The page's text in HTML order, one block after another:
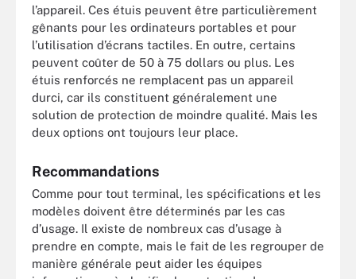
l’appareil. Ces étuis peuvent être particulièrement
gênants pour les ordinateurs portables et pour
l’utilisation d’écrans tactiles. En outre, certains
peuvent coûter de 50 à 75 dollars ou plus. Les
étuis renforcés ne remplacent pas un appareil
durci, car ils constituent généralement une
solution de protection de moindre qualité. Mais les
deux options ont toujours leur place.
Recommandations
Comme pour tout terminal, les spécifications et les
modèles doivent être déterminés par les cas
d’usage. Il existe de nombreux cas d’usage à
prendre en compte, mais le fait de les regrouper de
manière générale peut aider les équipes